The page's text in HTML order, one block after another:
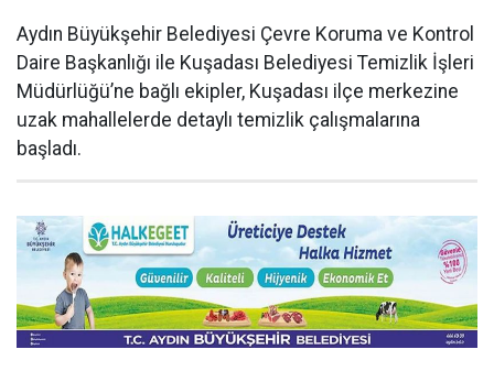
Aydın Büyükşehir Belediyesi Çevre Koruma ve Kontrol
Daire Başkanlığı ile Kuşadası Belediyesi Temizlik İşleri
Müdürlüğü’ne bağlı ekipler, Kuşadası ilçe merkezine
uzak mahallelerde detaylı temizlik çalışmalarına
başladı.